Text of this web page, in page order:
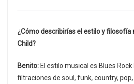
¿Cómo describirías el estilo y filosofía
Child?
Benito: El estilo musical es Blues
filtraciones de soul, funk, country,